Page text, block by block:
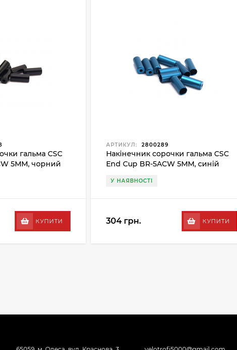
гальма CSC
5MM, чорний
КУПИТИ
АРТИКУЛ: 2800289
Накінечник сорочки гальма CSC
End Cup BR-5ACW 5MM, синій
У НАЯВНОСТІ
304 грн. КУПИТИ